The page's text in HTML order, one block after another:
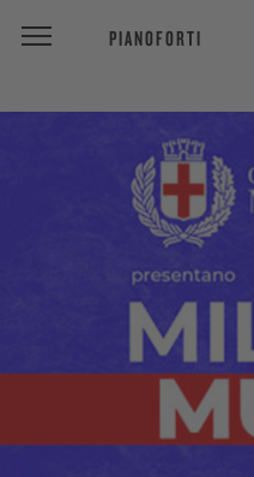
PIANOFORTI